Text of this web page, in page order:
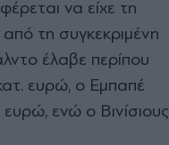
να είχε τη
τη συγκεκριμένη
έλαβε περίπου
ευρώ, ο Εμπαπέ
ενώ ο Βινίσιους